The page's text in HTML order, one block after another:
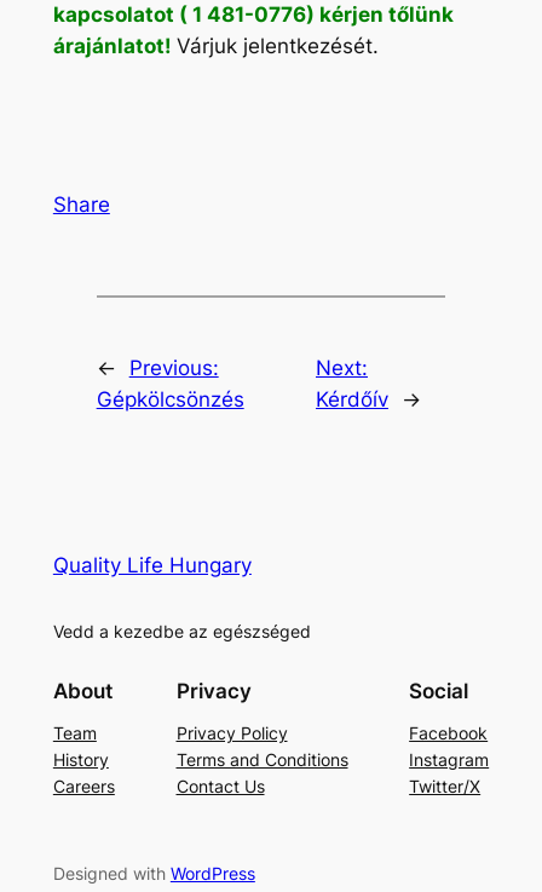
kapcsolatot ( 1 481-0776) kérjen tőlünk
árajánlatot! Várjuk jelentkezését.
Share
←
Previous:
Gépkölcsönzés
Next:
Kérdőív
→
Quality Life Hungary
Vedd a kezedbe az egészséged
About
Team
History
Careers
Privacy
Privacy Policy
Terms and Conditions
Contact Us
Social
Facebook
Instagram
Twitter/X
Designed with WordPress